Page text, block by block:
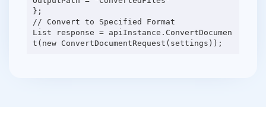
};
// Convert to Specified Format
List response = apiInstance.ConvertDocumen